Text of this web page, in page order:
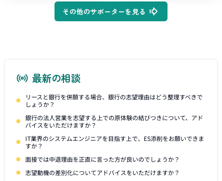
その他のサポーターを見る
最新の相談
リースと銀行を併願する場合、銀行の志望理由はどう整理すべきで
しょうか？
銀行の法人営業を志望する上での原体験の結びつきについて、アド
バイスをいただけますか？
IT業界のシステムエンジニアを目指す上で、ES添削をお願いできま
すか？
面接では中退理由を正直に言った方が良いのでしょうか？
志望動機の差別化についてアドバイスをいただけますか？